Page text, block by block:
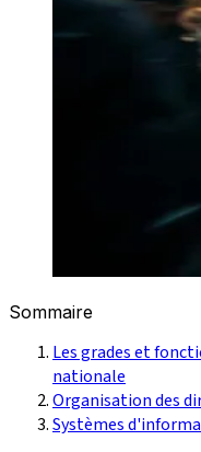
Sommaire
Les grades et
nationale
Organisation des
Systèmes